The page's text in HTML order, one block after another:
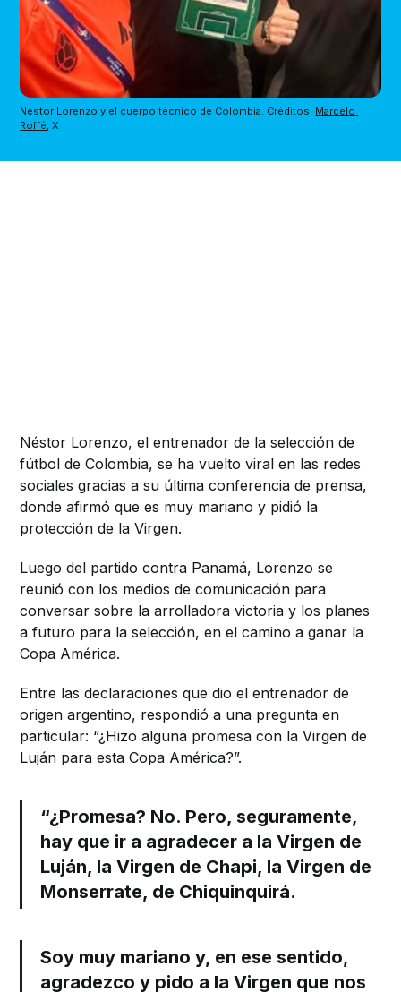
Néstor Lorenzo y el cuerpo técnico de Colombia. Créditos: Marcelo
Roffé, X
Néstor Lorenzo, el entrenador de la selección de
fútbol de Colombia, se ha vuelto viral en las redes
sociales gracias a su última conferencia de prensa,
donde afirmó que es muy mariano y pidió la
protección de la Virgen.
Luego del partido contra Panamá, Lorenzo se
reunió con los medios de comunicación para
conversar sobre la arrolladora victoria y los planes
a futuro para la selección, en el camino a ganar la
Copa América.
Entre las declaraciones que dio el entrenador de
origen argentino, respondió a una pregunta en
particular: “¿Hizo alguna promesa con la Virgen de
Luján para esta Copa América?”.
“¿Promesa? No. Pero, seguramente,
hay que ir a agradecer a la Virgen de
Luján, la Virgen de Chapi, la Virgen de
Monserrate, de Chiquinquirá.
Soy muy mariano y, en ese sentido,
agradezco y pido a la Virgen que nos